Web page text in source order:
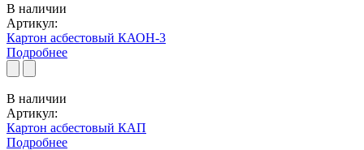
В наличии
Артикул:
Картон асбестовый КАОН-3
Подробнее
В наличии
Артикул:
Картон асбестовый КАП
Подробнее